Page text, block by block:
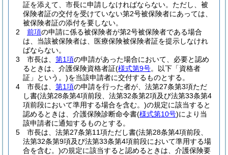
証を添えて、市長に申請しなければならない。 ただし、被
保険者証の交付を受けていない第2号被保険者にあっては、
被保険者証の添付を要しない。
2
前項の申請に係る被保険者が第2号被保険者である場合
は、当該被保険者は、医療保険被保険者証を提示しなけれ
ばならない。
3
市長は、 第1項の申請があった場合において、必要と認め
るときは、介護保険資格者証(様式第9号。以下「資格者
証」という。)を当該申請者に交付するものとする。
4
市長は、 第1項の申請を行った者が、法第27条第3項ただ
し書(法第28条第4項前段、法第32条第2項及び法第33条第4
項前段において準用する場合を含む。)の規定に該当すると
認めるときは、介護保険診断命令書(様式第10号)により当
該申請者に通知するものとする。
5
市長は、法第27条第11項ただし書(法第28条第4項前段、
法第32条第9項及び法第33条第4項前段において準用する場
合を含む。)の規定に該当すると認めるときは、介護保険要